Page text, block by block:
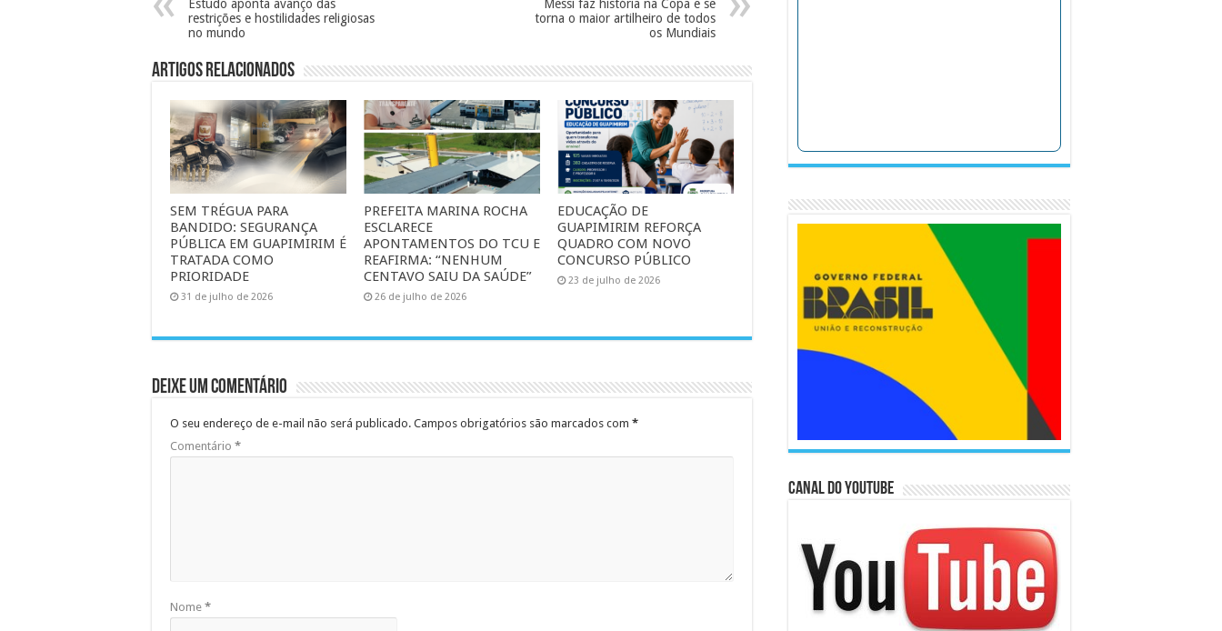
Estudo aponta avanço das
restrições e hostilidades religiosas
no mundo
Messi faz história na Copa e se
torna o maior artilheiro de todos
os Mundiais
Artigos Relacionados
SEM TRÉGUA PARA
BANDIDO: SEGURANÇA
PÚBLICA EM GUAPIMIRIM É
TRATADA COMO
PRIORIDADE
31 de julho de 2026
PREFEITA MARINA ROCHA
ESCLARECE
APONTAMENTOS DO TCU E
REAFIRMA: “NENHUM
CENTAVO SAIU DA SAÚDE”
26 de julho de 2026
EDUCAÇÃO DE
GUAPIMIRIM REFORÇA
QUADRO COM NOVO
CONCURSO PÚBLICO
23 de julho de 2026
Deixe um comentário
O seu endereço de e-mail não será publicado. Campos obrigatórios são marcados com *
Comentário *
Nome *
Canal do Youtube